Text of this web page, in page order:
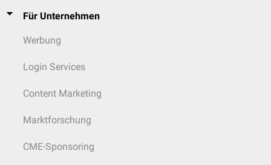
Für Unternehmen
Werbung
Login Services
Content Marketing
Marktforschung
CME-Sponsoring